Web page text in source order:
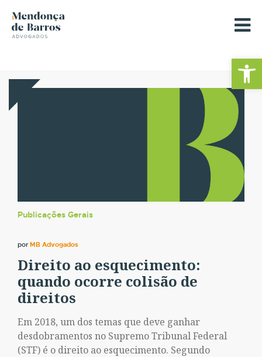
Barra de
Publicações Gerais
porMB Advogados
Direito ao esquecimento: ​
quando ocorre colisão de
direitos
Em 2018, um dos temas que deve ganhar
desdobramentos no Supremo Tribunal Federal
(STF) é o direito ao esquecimento. Segundo